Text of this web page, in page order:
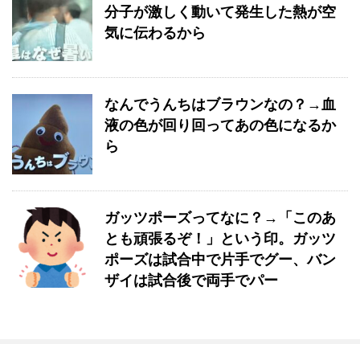
分子が激しく動いて発生した熱が空
気に伝わるから
なんでうんちはブラウンなの？→血
液の色が回り回ってあの色になるか
ら
ガッツポーズってなに？→「このあ
とも頑張るぞ！」という印。ガッツ
ポーズは試合中で片手でグー、バン
ザイは試合後で両手でパー